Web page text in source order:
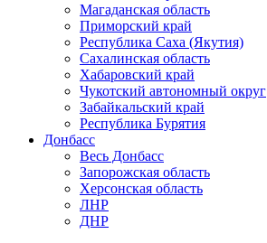
Магаданская область
Приморский край
Республика Саха (Якутия)
Сахалинская область
Хабаровский край
Чукотский автономный округ
Забайкальский край
Республика Бурятия
Донбасс
Весь Донбасс
Запорожская область
Херсонская область
ЛНР
ДНР